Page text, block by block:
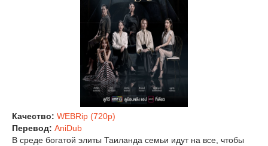
Качество: WEBRip (720p)
Перевод: AniDub
В среде богатой элиты Таиланда семьи идут на все, чтобы